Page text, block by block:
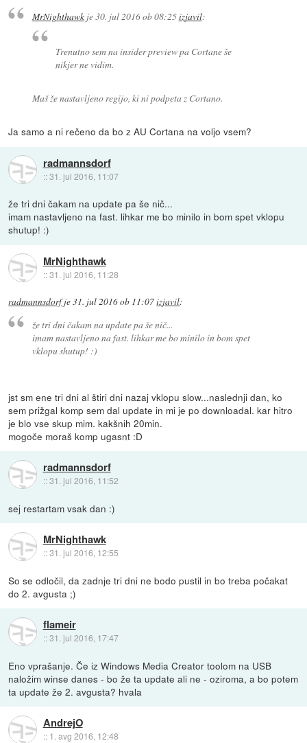
MrNighthawkje30. jul 2016 ob 08:25izjavil:
Trenutno sem na insider preview pa Cortane še
nikjer ne vidim.
Maš že nastavljeno regijo, ki ni podpeta z Cortano.
Ja samo a ni rečeno da bo z AU Cortana na voljo vsem?
radmannsdorf
::31. jul 2016, 11:07
že tri dni čakam na update pa še nič...
imam nastavljeno na fast. lihkar me bo minilo in bom spet vklopu
shutup! :)
MrNighthawk
::31. jul 2016, 11:28
radmannsdorfje31. jul 2016 ob 11:07izjavil:
že tri dni čakam na update pa še nič...
imam nastavljeno na fast. lihkar me bo minilo in bom spet
vklopu shutup! :)
jst sm ene tri dni al štiri dni nazaj vklopu slow...naslednji dan, ko
sem prižgal komp sem dal update in mi je po downloadal. kar hitro
je blo vse skup mim. kakšnih 20min.
mogoče moraš komp ugasnt :D
radmannsdorf
::31. jul 2016, 11:52
sej restartam vsak dan :)
MrNighthawk
::31. jul 2016, 12:55
So se odločil, da zadnje tri dni ne bodo pustil in bo treba počakat
do 2. avgusta ;)
flameir
::31. jul 2016, 17:47
Eno vprašanje. Če iz Windows Media Creator toolom na USB
naložim winse danes - bo že ta update ali ne - oziroma, a bo potem
ta update že 2. avgusta? hvala
AndrejO
:: 1. avg 2016, 12:48